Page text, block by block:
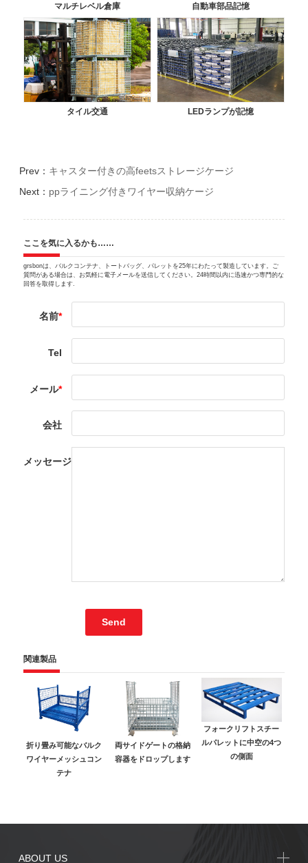
マルチレベル倉庫 自動車部品記憶
タイル交通 LEDランプが記憶
Prev： キャスター付きの高feetsストレージケージ
Next： ppライニング付きワイヤー収納ケージ
ここを気に入るかも……
grsbonは、バルクコンテナ、トートバッグ、パレットを25年にわたって製造しています。ご
質問がある場合は、お気軽に電子メールを送信してください。24時間以内に迅速かつ専門的な
回答を取得します.
名前*
Tel
メール*
会社
メッセージ
関連製品
折り畳み可能なバルク
ワイヤーメッシュコン
テナ
両サイドゲートの格納
容器をドロップします
フォークリフトスチー
ルパレットに中空の4つ
の側面
ABOUT US